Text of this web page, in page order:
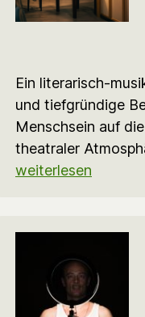
Ein literarisch-
und tiefgründige
Menschsein auf
theatraler
weiterlesen